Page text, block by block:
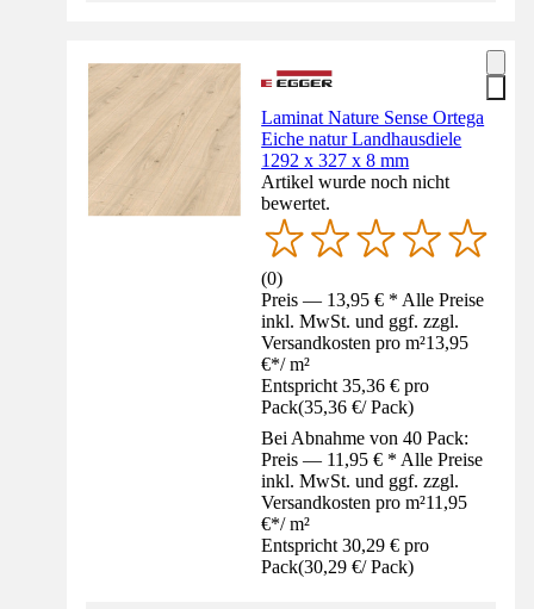
Laminat Nature Sense Ortega
Eiche natur Landhausdiele
1292 x 327 x 8 mm
Artikel wurde noch nicht
bewertet.
(0)
Preis — 13,95 € * Alle Preise
inkl. MwSt. und ggf. zzgl.
Versandkosten pro m²13,95
€*/ m²
Entspricht 35,36 € pro
Pack(35,36 €/ Pack)
Bei Abnahme von 40 Pack:
Preis — 11,95 € * Alle Preise
inkl. MwSt. und ggf. zzgl.
Versandkosten pro m²11,95
€*/ m²
Entspricht 30,29 € pro
Pack(30,29 €/ Pack)